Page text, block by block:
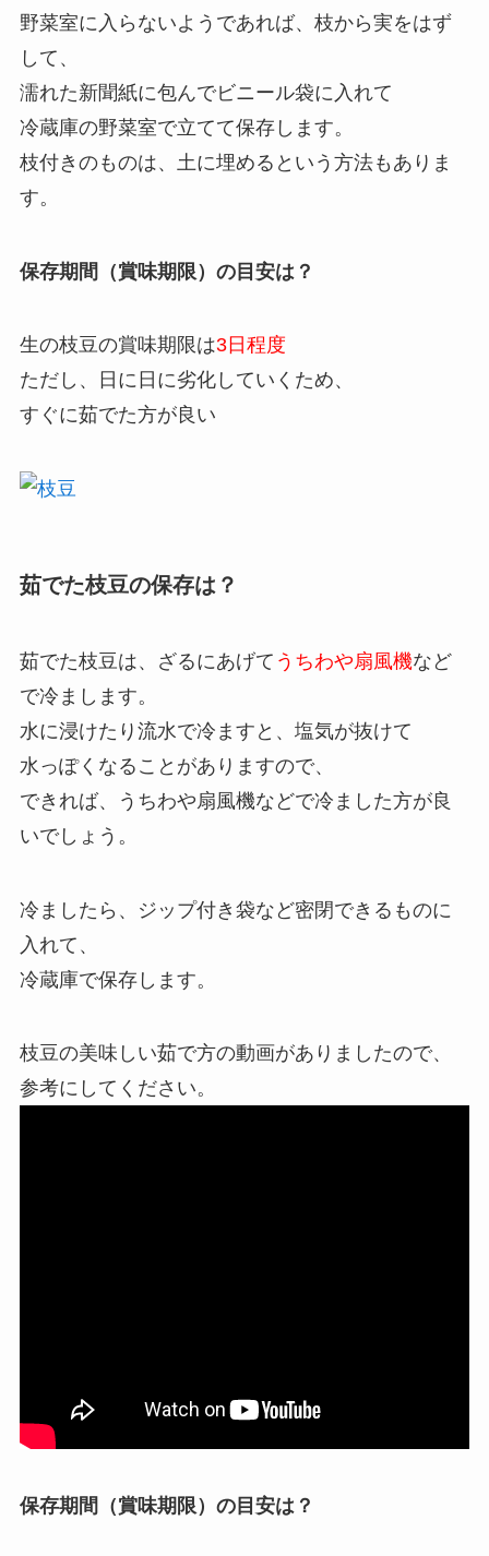
野菜室に入らないようであれば、枝から実をはず
して、
濡れた新聞紙に包んでビニール袋に入れて
冷蔵庫の野菜室で立てて保存します。
枝付きのものは、土に埋めるという方法もありま
す。
保存期間（賞味期限）の目安は？
生の枝豆の賞味期限は3日程度
ただし、日に日に劣化していくため、
すぐに茹でた方が良い
茹でた枝豆の保存は？
茹でた枝豆は、ざるにあげて うちわや扇風機など
で冷まします。
水に浸けたり流水で冷ますと、塩気が抜けて
水っぽくなることがありますので、
できれば、うちわや扇風機などで冷ました方が良
いでしょう。
冷ましたら、ジップ付き袋など密閉できるものに
入れて、
冷蔵庫で保存します。
枝豆の美味しい茹で方の動画がありましたので、
参考にしてください。
保存期間（賞味期限）の目安は？